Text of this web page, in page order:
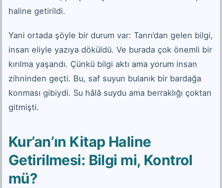
haline getirildi.
Yani ortada şöyle bir durum var: Tanrı’dan gelen bilgi,
insan eliyle yazıya döküldü. Ve burada çok önemli bir
kırılma yaşandı. Çünkü bilgi aktı ama yorum insan
zihninden geçti. Bu, saf suyun bulanık bir bardağa
konması gibiydi. Su hâlâ suydu ama berraklığı çoktan
gitmişti.
Kur’an’ın Kitap Haline
Getirilmesi: Bilgi mi, Kontrol
mü?